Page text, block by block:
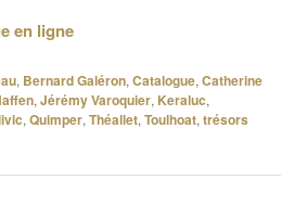
en ligne
, Bernard Galéron, Catalogue, Catherine
, Jérémy Varoquier, Keraluc,
, Quimper, Théallet, Toulhoat, trésors